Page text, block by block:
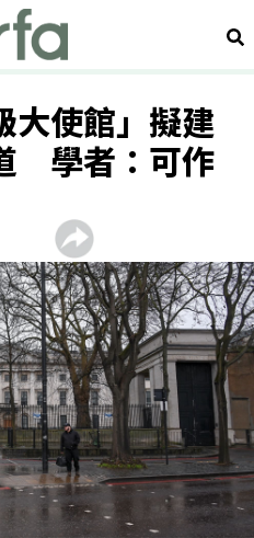
搜
大使館」擬建
學者：可作